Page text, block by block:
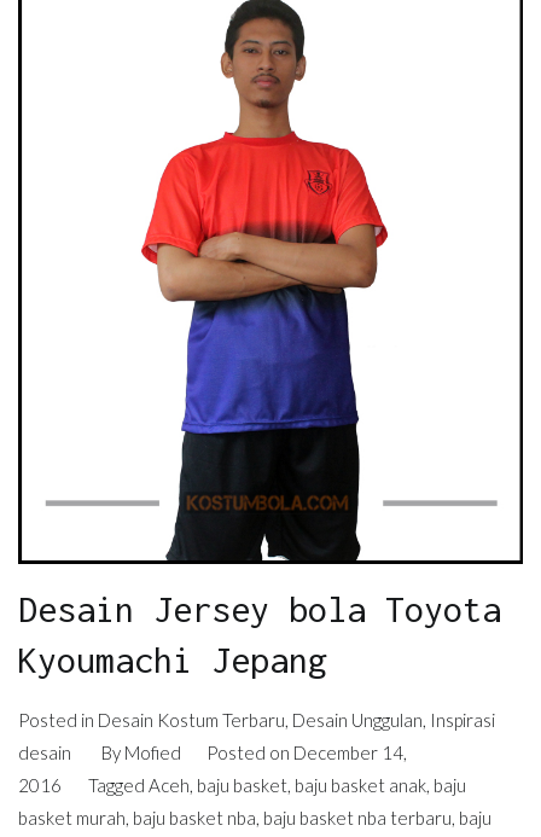
Desain Jersey bola Toyota
Kyoumachi Jepang
Posted in Desain Kostum Terbaru, Desain Unggulan, Inspirasi
desain
By Mofied Posted on December 14,
2016
Tagged Aceh, baju basket, baju basket anak, baju
basket murah, baju basket nba, baju basket nba terbaru, baju